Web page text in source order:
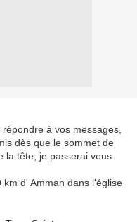
à vos messages,
dès que le sommet de
la tête, je passerai vous
d' Amman dans l'église